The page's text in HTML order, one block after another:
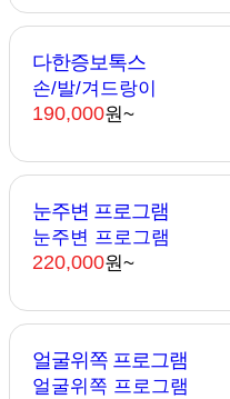
다한증보톡스
손/발/겨드랑이
190,000원~
눈주변 프로그램
눈주변 프로그램
220,000원~
얼굴위쪽 프로그램
얼굴위쪽 프로그램